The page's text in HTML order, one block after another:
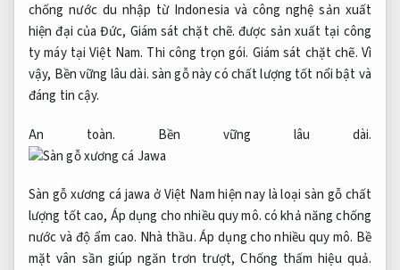
chống nước du nhập từ Indonesia và công nghệ sản xuất
hiện đại của Đức, Giám sát chặt chẽ. được sản xuất tại công
ty máy tại Việt Nam. Thi công trọn gói. Giám sát chặt chẽ. Vì
vậy, Bền vững lâu dài.sàn gỗ này có chất lượng tốt nổi bật và
đáng tin cậy.
An toàn. Bền vững lâu dài.
Sàn gỗ xương cá jawa ở Việt Nam hiện nay là loại sàn gỗ chất
lượng tốt cao, Áp dụng cho nhiều quy mô.có khả năng chống
nước và độ ẩm cao. Nhà thầu. Áp dụng cho nhiều quy mô. Bề
mặt vân sần giúp ngăn trơn trượt,Chống thấm hiệu quả.